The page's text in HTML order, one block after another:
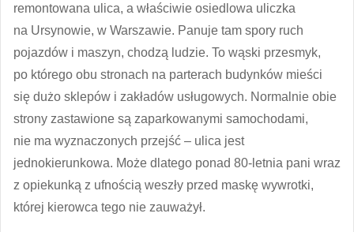
remontowana ulica, a właściwie osiedlowa uliczka
na Ursynowie, w Warszawie. Panuje tam spory ruch
pojazdów i maszyn, chodzą ludzie. To wąski przesmyk,
po którego obu stronach na parterach budynków mieści
się dużo sklepów i zakładów usługowych. Normalnie obie
strony zastawione są zaparkowanymi samochodami,
nie ma wyznaczonych przejść – ulica jest
jednokierunkowa. Może dlatego ponad 80-letnia pani wraz
z opiekunką z ufnością weszły przed maskę wywrotki,
której kierowca tego nie zauważył.